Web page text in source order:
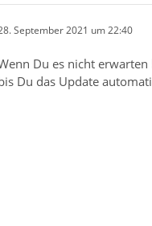
September 2021 um 22:40
Du es nicht
Du das Update